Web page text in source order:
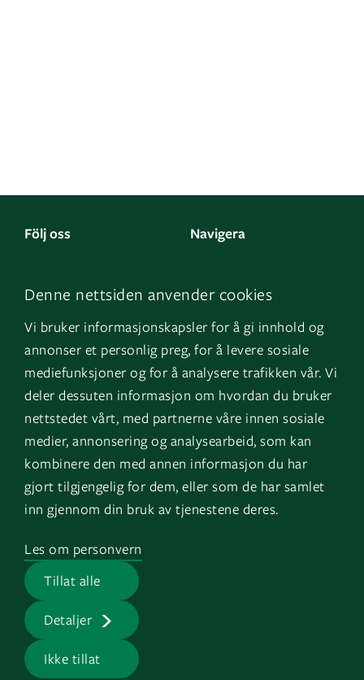
Denne nettsiden anvender cookies
Vi bruker informasjonskapsler for å gi innhold og
annonser et personlig preg, for å levere sosiale
mediefunksjoner og for å analysere trafikken vår. Vi
deler dessuten informasjon om hvordan du bruker
nettstedet vårt, med partnerne våre innen sosiale
medier, annonsering og analysearbeid, som kan
kombinere den med annen informasjon du har
gjort tilgjengelig for dem, eller som de har samlet
inn gjennom din bruk av tjenestene deres.
Tillat alle
Detaljer
Ikke tillat
Les om personvern
Följ oss
LinkedIn
Instagram
YouTube
Navigera
Om oss
GK Norge
GK Danmark
Genvägar
Fakturauppgifter
HMS
Jobb på GK
Presserum
Logga in
EOS
GK © 2026 |Integritetspolicy